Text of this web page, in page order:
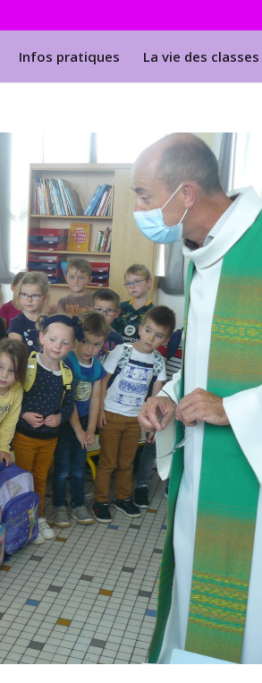
Infos pratiques La vie des classes